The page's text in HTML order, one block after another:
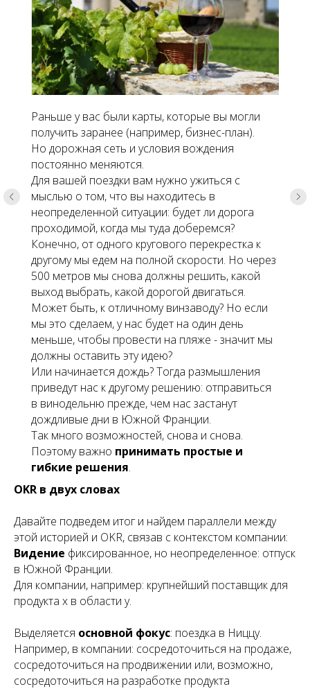
Раньше у вас были карты, которые вы могли
получить заранее (например, бизнес-план).
Но дорожная сеть и условия вождения
постоянно меняются.
Для вашей поездки вам нужно ужиться с
мыслью о том, что вы находитесь в
неопределенной ситуации: будет ли дорога
проходимой, когда мы туда доберемся?
Конечно, от одного кругового перекрестка к
другому мы едем на полной скорости. Но через
500 метров мы снова должны решить, какой
выход выбрать, какой дорогой двигаться.
Может быть, к отличному винзаводу? Но если
мы это сделаем, у нас будет на один день
меньше, чтобы провести на пляже - значит мы
должны оставить эту идею?
Или начинается дождь? Тогда размышления
приведут нас к другому решению: отправиться
в винодельню прежде, чем нас застанут
дождливые дни в Южной Франции.
Так много возможностей, снова и снова.
Поэтому важно принимать простые и
гибкие решения.
OKR в двух словах
Давайте подведем итог и найдем параллели между
этой историей и OKR, связав с контекстом компании:
Видение фиксированное, но неопределенное: отпуск
в Южной Франции.
Для компании, например: крупнейший поставщик для
продукта x в области y.
Выделяется основной фокус: поездка в Ниццу.
Например, в компании: сосредоточиться на продаже,
сосредоточиться на продвижении или, возможно,
сосредоточиться на разработке продукта